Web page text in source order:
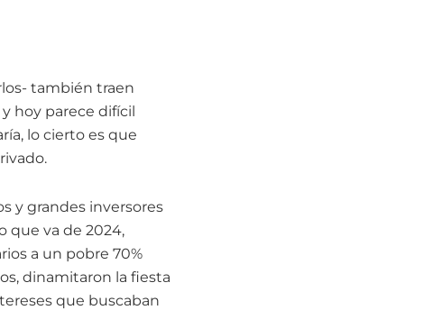
también traen
hoy parece difícil
lo cierto es que
y grandes inversores
que va de 2024,
a un pobre 70%
dinamitaron la fiesta
que buscaban